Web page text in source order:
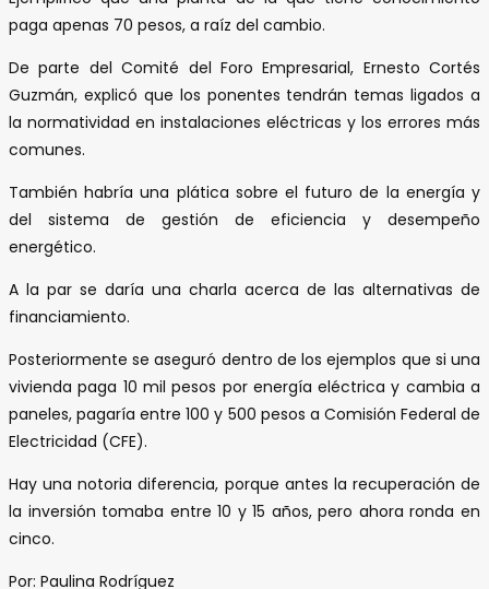
paga apenas 70 pesos, a raíz del cambio.
De parte del Comité del Foro Empresarial, Ernesto Cortés
Guzmán, explicó que los ponentes tendrán temas ligados a
la normatividad en instalaciones eléctricas y los errores más
comunes.
También habría una plática sobre el futuro de la energía y
del sistema de gestión de eficiencia y desempeño
energético.
A la par se daría una charla acerca de las alternativas de
financiamiento.
Posteriormente se aseguró dentro de los ejemplos que si una
vivienda paga 10 mil pesos por energía eléctrica y cambia a
paneles, pagaría entre 100 y 500 pesos a Comisión Federal de
Electricidad (CFE).
Hay una notoria diferencia, porque antes la recuperación de
la inversión tomaba entre 10 y 15 años, pero ahora ronda en
cinco.
Por: Paulina Rodríguez